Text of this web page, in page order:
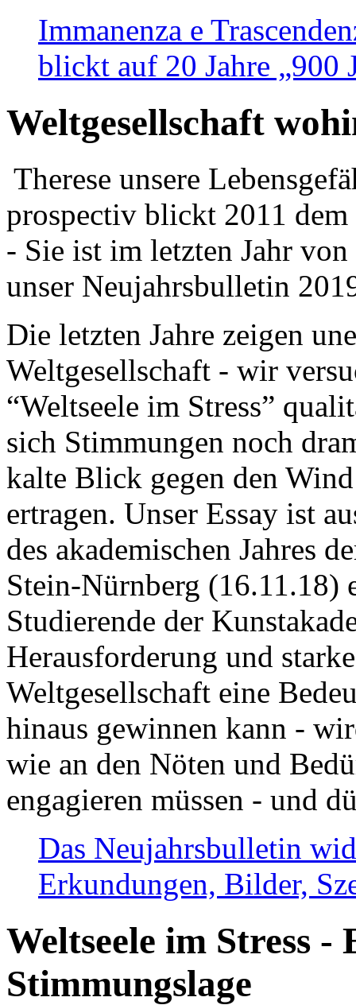
Immanenza e
blickt auf 20 Jahre „900
Weltgesellschaft
Therese unsere
prospectiv blickt 2011
- Sie ist im letzten Jahr
unser Neujahrsbulletin
Die letzten Jahre zeigen
Weltgesellschaft - wir
“Weltseele im Stress”
sich Stimmungen noch
kalte Blick gegen den
ertragen. Unser Essay ist
des akademischen Jahres
Stein-Nürnberg (16.11.18)
Studierende der
Herausforderung und
Weltgesellschaft eine
hinaus gewinnen kann -
wie an den Nöten und
engagieren müssen - und
Das Neujahrsbulletin
Erkundungen, Bilder,
Weltseele im Stress -
Stimmungslage